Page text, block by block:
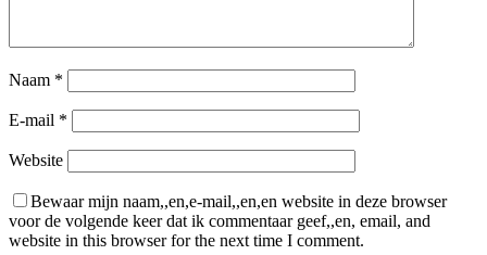
Naam *
E-mail *
Website
Bewaar mijn naam,,en,e-mail,,en,en website in deze browser
voor de volgende keer dat ik commentaar geef,,en, email, and
website in this browser for the next time I comment.